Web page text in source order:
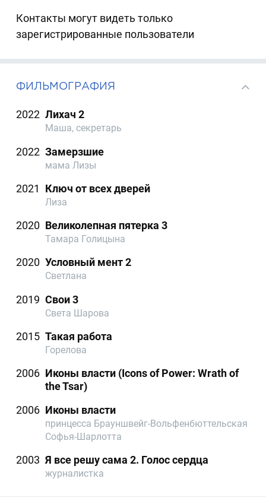
Контакты могут видеть только
зарегистрированные пользователи
ФИЛЬМОГРАФИЯ
2022 Лихач 2
Маша, секретарь
2022 Замерзшие
мама Лизы
2021 Ключ от всех дверей
Лиза
2020 Великолепная пятерка 3
Тамара Голицына
2020 Условный мент 2
Светлана
2019 Свои 3
Света Шарова
2015 Такая работа
Горелова
2006 Иконы власти (Icons of Power: Wrath of
the Tsar)
2006 Иконы власти
принцесса Брауншвейг-Вольфенбюттельская
Софья-Шарлотта
2003 Я все решу сама 2. Голос сердца
журналистка